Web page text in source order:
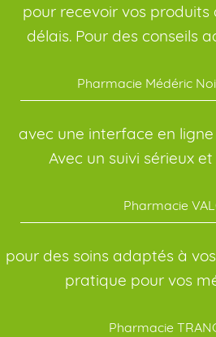
pour recevoir vos produits
délais. Pour des conseils
Pharmacie Médéric
avec une interface en
Avec un suivi sérieux
Pharmacie
pour des soins adaptés à
pratique pour vos
Pharmacie